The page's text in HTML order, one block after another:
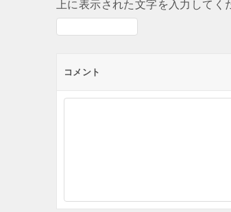
上に表示された文字を入力してく
コメント